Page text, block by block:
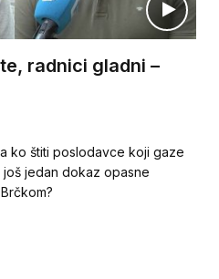
radnici gladni –
ko štiti poslodavce koji gaze
jedan dokaz opasne